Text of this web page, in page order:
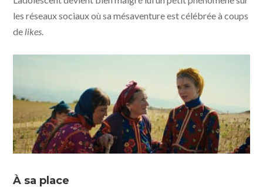
les réseaux sociaux où sa mésaventure est célébrée à coups
de likes.
- KMBO
À sa place